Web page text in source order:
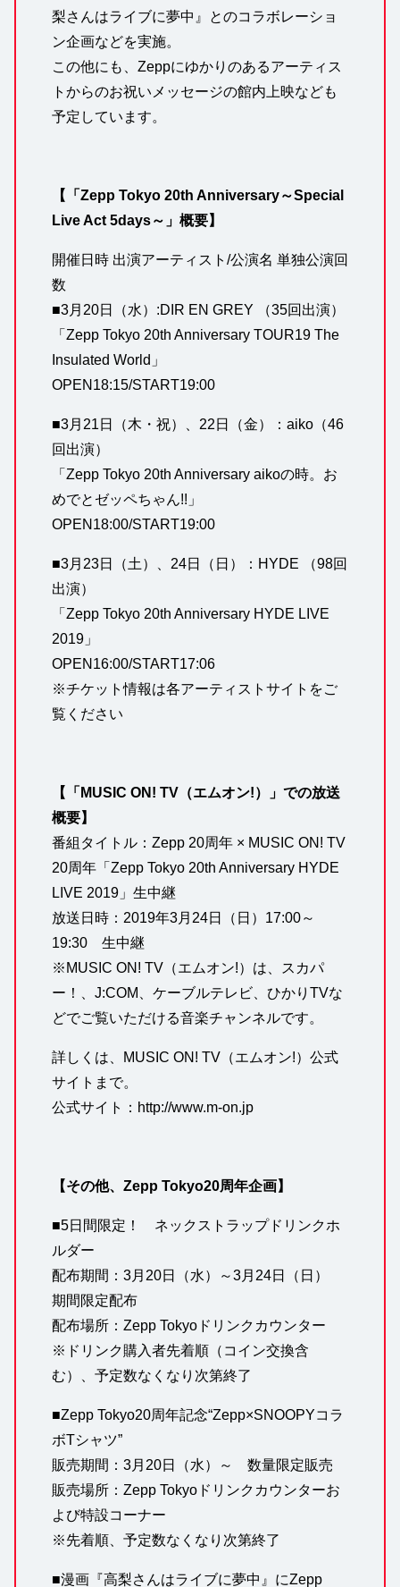
梨さんはライブに夢中』とのコラボレーショ
ン企画などを実施。
この他にも、Zeppにゆかりのあるアーティス
トからのお祝いメッセージの館内上映なども
予定しています。
【「Zepp Tokyo 20th Anniversary～Special
Live Act 5days～」概要】
開催日時 出演アーティスト/公演名 単独公演回
数
■3月20日（水）:DIR EN GREY （35回出演）
「Zepp Tokyo 20th Anniversary TOUR19 The
Insulated World」
OPEN18:15/START19:00
■3月21日（木・祝）、22日（金）：aiko（46
回出演）
「Zepp Tokyo 20th Anniversary aikoの時。お
めでとゼッペちゃん!!」
OPEN18:00/START19:00
■3月23日（土）、24日（日）：HYDE （98回
出演）
「Zepp Tokyo 20th Anniversary HYDE LIVE
2019」
OPEN16:00/START17:06
※チケット情報は各アーティストサイトをご
覧ください
【「MUSIC ON! TV（エムオン!）」での放送
概要】
番組タイトル：Zepp 20周年 × MUSIC ON! TV
20周年「Zepp Tokyo 20th Anniversary HYDE
LIVE 2019」生中継
放送日時：2019年3月24日（日）17:00～
19:30 生中継
※MUSIC ON! TV（エムオン!）は、スカパ
ー！、J:COM、ケーブルテレビ、ひかりTVな
どでご覧いただける音楽チャンネルです。
詳しくは、MUSIC ON! TV（エムオン!）公式
サイトまで。
公式サイト： http://www.m-on.jp
【その他、Zepp Tokyo20周年企画】
■5日間限定！ ネックストラップドリンクホ
ルダー
配布期間：3月20日（水）～3月24日（日）
期間限定配布
配布場所：Zepp Tokyoドリンクカウンター
※ドリンク購入者先着順（コイン交換含
む）、予定数なくなり次第終了
■Zepp Tokyo20周年記念“Zepp×SNOOPYコラ
ボTシャツ”
販売期間：3月20日（水）～ 数量限定販売
販売場所：Zepp Tokyoドリンクカウンターお
よび特設コーナー
※先着順、予定数なくなり次第終了
■漫画『高梨さんはライブに夢中』にZepp